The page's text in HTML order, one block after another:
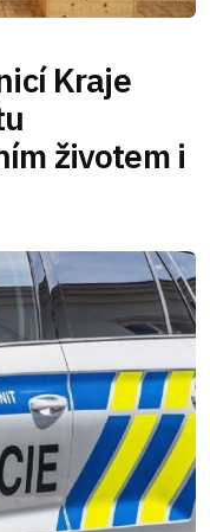
Kraje
životem i